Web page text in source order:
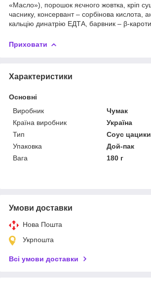
«Масло»), порошок яєчного жовтка, кріп
часнику, консервант – сорбінова кислота,
кальцію динатрію ЕДТА, барвник – β-
Приховати
Характеристики
Основні
Виробник
Чумак
Країна виробник
Україна
Тип
Соус цацики
Упаковка
Дой-пак
Вага
180 г
Умови доставки
Нова Пошта
Укрпошта
Всі умови доставки